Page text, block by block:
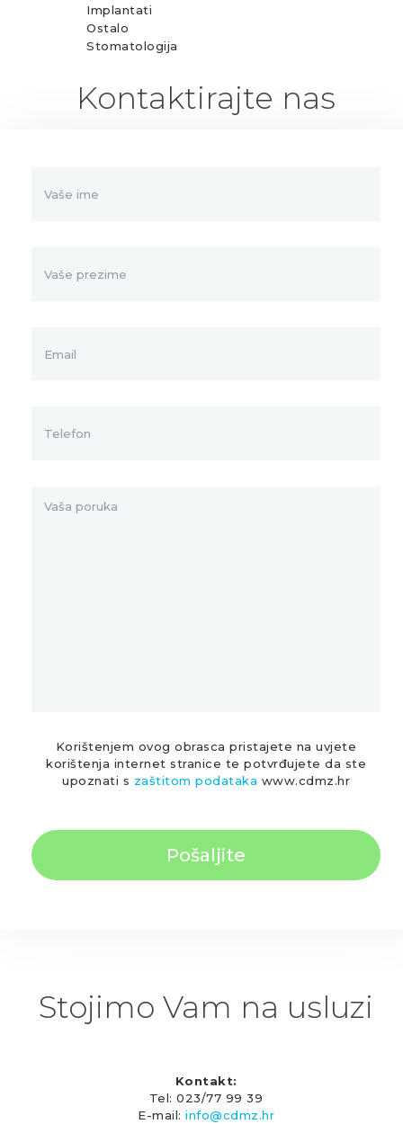
Implantati
Ostalo
Stomatologija
Kontaktirajte nas
Korištenjem ovog obrasca pristajete na uvjete
korištenja internet stranice te potvrđujete da ste
upoznati s zaštitom podataka www.cdmz.hr
Stojimo Vam na usluzi
Kontakt:
Tel: 023/77 99 39
E-mail: info@cdmz.hr